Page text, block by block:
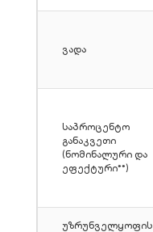
ვადა
საპროცენტო
განაკვეთი
(ნომინალური და
ეფექტური**)
უზრუნველყოფის